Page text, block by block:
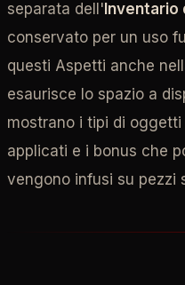
separata dell'
conservato per un uso
questi Aspetti anche
esaurisce lo spazio a
mostrano i tipi di
applicati e i bonus che
vengono infusi su pezzi